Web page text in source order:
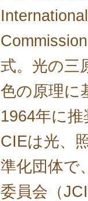
式。光の三
色の原理に
1964年に
CIEは光、
準化団体で
委員会（